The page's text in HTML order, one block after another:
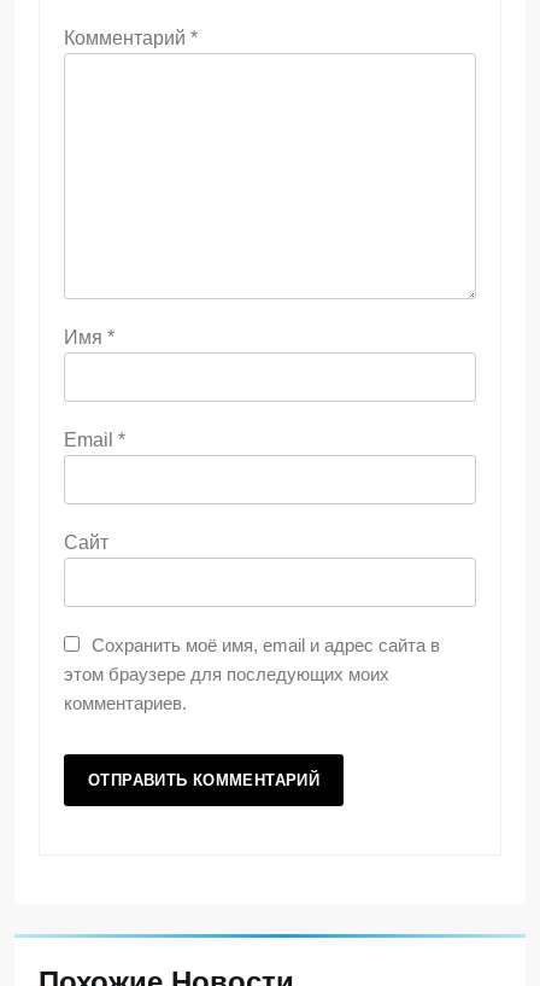
Комментарий *
Имя *
Email *
Сайт
Сохранить моё имя, email и адрес сайта в
этом браузере для последующих моих
комментариев.